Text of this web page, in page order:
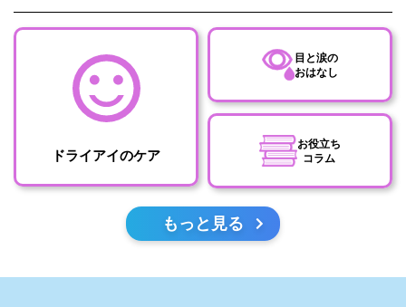
ドライアイのケア
目と涙の
おはなし
お役立ち
コラム
もっと見る